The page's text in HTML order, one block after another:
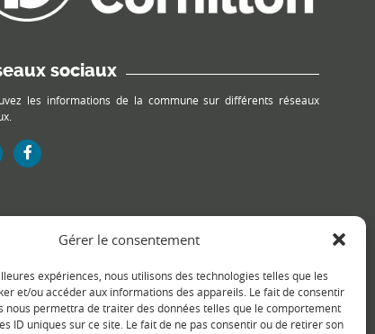
Gérer le consentement
expériences, nous utilisons des technologies telles que les
et/ou accéder aux informations des appareils. Le fait de consentir
nous permettra de traiter des données telles que le comportement
ID uniques sur ce site. Le fait de ne pas consentir ou de retirer son
sociaux
les informations de la commune sur différents réseaux